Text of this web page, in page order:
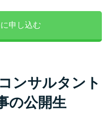
申し込む
ンサルタント
の公開生